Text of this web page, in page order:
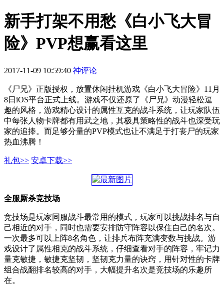
新手打架不用愁《白小飞大冒
险》PVP想赢看这里
2017-11-09 10:59:40 神评论
《尸兄》正版授权，放置休闲挂机游戏《白小飞大冒险》11月
8日iOS平台正式上线。游戏不仅还原了《尸兄》动漫轻松逗
趣的风格，游戏精心设计的属性互克的战斗系统，让玩家队伍
中每张人物卡牌都有用武之地，其极具策略性的战斗也深受玩
家的追捧。而足够分量的PVP模式也让不满足于打丧尸的玩家
热血沸腾！
礼包>> 安卓下载>>
全服厮杀竞技场
竞技场是玩家同服战斗最常用的模式，玩家可以挑战排名与自
己相近的对手，同时也需要安排防守阵容以保住自己的名次。
一次最多可以上阵8名角色，让排兵布阵充满变数与挑战。游
戏设计了属性相克的战斗系统，仔细查看对手的阵容，牢记力
量克敏捷，敏捷克坚韧，坚韧克力量的诀窍，用针对性的卡牌
组合战翻排名较高的对手，大幅提升名次是竞技场的乐趣所
在。